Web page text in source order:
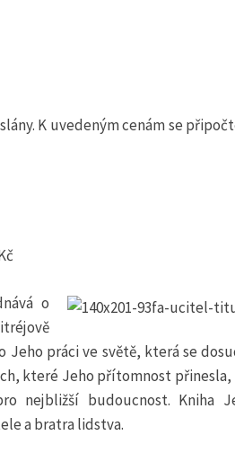
K uvedeným cenám se
o
Jeho práci ve světě, která se
které Jeho přítomnost přinesla,
nejbližší budoucnost. Kniha
a bratra lidstva.